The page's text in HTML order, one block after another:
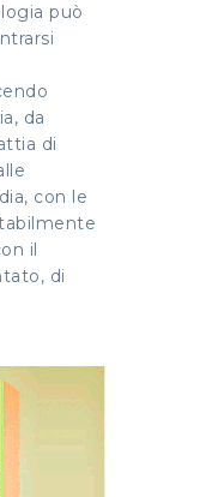
può
da
di
con le
il
di